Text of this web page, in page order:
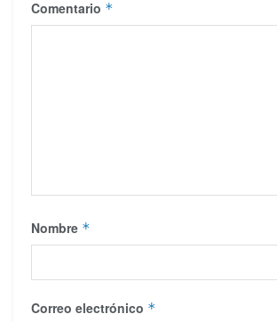
Comentario *
Nombre *
Correo electrónico *